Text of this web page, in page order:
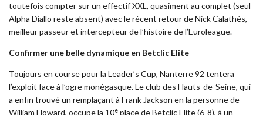
toutefois compter sur un effectif XXL, quasiment au complet (seul
Alpha Diallo reste absent) avec le récent retour de Nick Calathès,
meilleur passeur et intercepteur de l’histoire de l’Euroleague.
Confirmer une belle dynamique en Betclic Elite
Toujours en course pour la Leader’s Cup, Nanterre 92 tentera
l’exploit face à l’ogre monégasque. Le club des Hauts-de-Seine, qui
a enfin trouvé un remplaçant à Frank Jackson en la personne de
William Howard, occupe la 10e place de Betclic Elite (6-8), à un